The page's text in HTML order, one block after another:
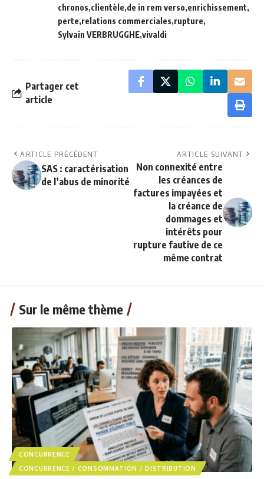
chronos clientèle de in rem verso enrichissement
perte relations commerciales rupture
Sylvain VERBRUGGHE vivaldi
Partager cet
article
ARTICLE PRÉCÉDENT
SAS : caractérisation
de l’abus de minorité
ARTICLE SUIVANT
Non connexité entre
les créances de
factures impayées et
la créance de
dommages et
intérêts pour
rupture fautive de ce
même contrat
Sur le même thème
CONCURRENCE
CONCURRENCE / CONSOMMATION / DISTRIBUTION